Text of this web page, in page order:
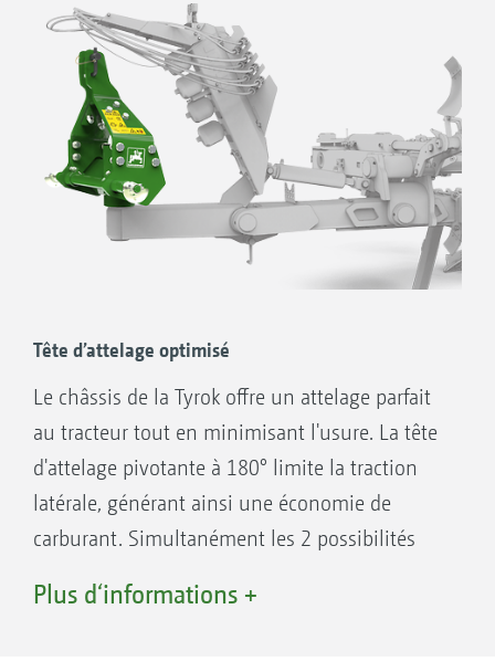
ou si besoin dans le sillon.
Caractéristiques :
6, 7, 8 ou 9 corps
Pour tracteurs jusqu’à 400 CV
Robuste poutre de bâti : 200x150x10 mm
Réglage hydraulique de la prise de raie du
cisaillement ou hydraulique
Tête d’attelage optimisé
Le châssis de la Tyrok offre un attelage parfait
au tracteur tout en minimisant l'usure. La tête
d'attelage pivotante à 180° limite la traction
latérale, générant ainsi une économie de
carburant. Simultanément les 2 possibilités
basse assurent une flexibilité maximale pour
Plus d‘informations +